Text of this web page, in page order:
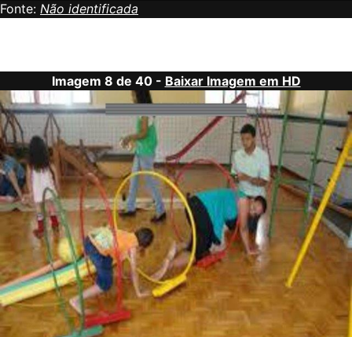
Fonte: Não identificada
Imagem 8 de 40 - Baixar Imagem em HD